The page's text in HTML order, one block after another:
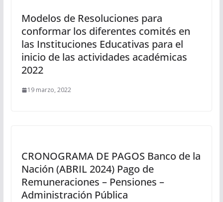
Modelos de Resoluciones para
conformar los diferentes comités en
las Instituciones Educativas para el
inicio de las actividades académicas
2022
19 marzo, 2022
CRONOGRAMA DE PAGOS Banco de la
Nación (ABRIL 2024) Pago de
Remuneraciones – Pensiones –
Administración Pública